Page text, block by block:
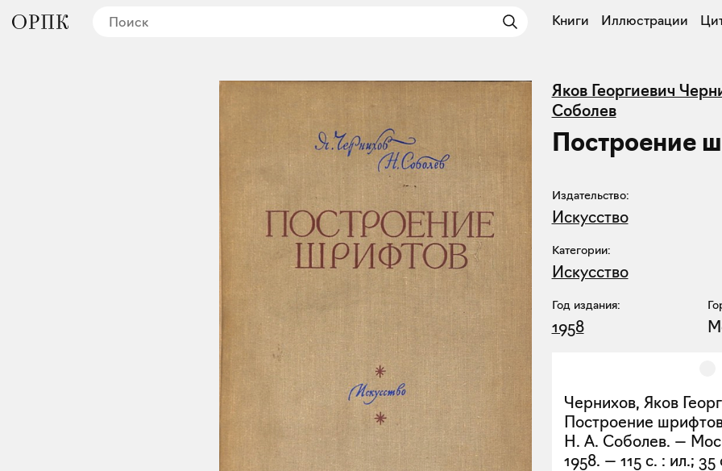
Книги Иллюстрации
Яков Георгиевич
Соболев
Построение
Издательство:
Искусство
Категории:
Искусство
Год издания:
1958
Чернихов, Яков
Построение
Н. А. Соболев. —
1958. — 115 с. : ил.; 35